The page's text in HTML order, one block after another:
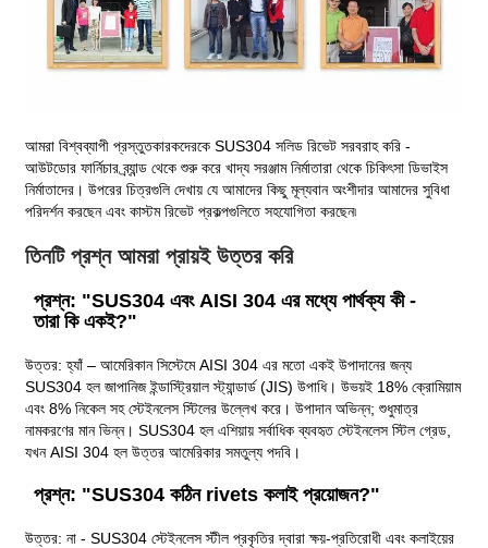
আমরা বিশ্বব্যাপী প্রস্তুতকারকদেরকে SUS304 সলিড রিভেট সরবরাহ করি -
আউটডোর ফার্নিচার ব্র্যান্ড থেকে শুরু করে খাদ্য সরঞ্জাম নির্মাতারা থেকে চিকিৎসা ডিভাইস
নির্মাতাদের। উপরের চিত্রগুলি দেখায় যে আমাদের কিছু মূল্যবান অংশীদার আমাদের সুবিধা
পরিদর্শন করছেন এবং কাস্টম রিভেট প্রকল্পগুলিতে সহযোগিতা করছেন৷
তিনটি প্রশ্ন আমরা প্রায়ই উত্তর করি
প্রশ্ন: "SUS304 এবং AISI 304 এর মধ্যে পার্থক্য কী -
তারা কি একই?"
উত্তর: হ্যাঁ – আমেরিকান সিস্টেমে AISI 304 এর মতো একই উপাদানের জন্য
SUS304 হল জাপানিজ ইন্ডাস্ট্রিয়াল স্ট্যান্ডার্ড (JIS) উপাধি। উভয়ই 18% ক্রোমিয়াম
এবং 8% নিকেল সহ স্টেইনলেস স্টিলের উল্লেখ করে। উপাদান অভিন্ন; শুধুমাত্র
নামকরণের মান ভিন্ন। SUS304 হল এশিয়ায় সর্বাধিক ব্যবহৃত স্টেইনলেস স্টিল গ্রেড,
যখন AISI 304 হল উত্তর আমেরিকার সমতুল্য পদবি।
প্রশ্ন: "SUS304 কঠিন rivets কলাই প্রয়োজন?"
উত্তর: না - SUS304 স্টেইনলেস স্টীল প্রকৃতির দ্বারা ক্ষয়-প্রতিরোধী এবং কলাইয়ের